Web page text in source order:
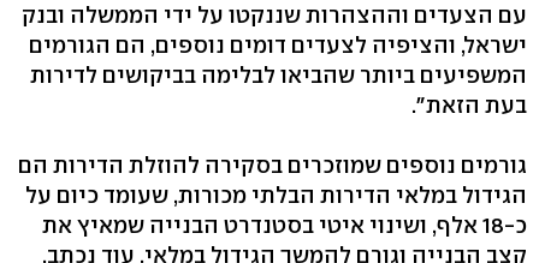
עם הצעדים וההצהרות שננקטו על ידי הממשלה ובנק
ישראל, והציפיה לצעדים דומים נוספים, הם הגורמים
המשפיעים ביותר שהביאו לבלימה בביקושים לדירות
בעת הזאת".
גורמים נוספים שמוזכרים בסקירה להוזלת הדירות הם
הגידול במלאי הדירות הבלתי מכורות, שעומד כיום על
כ-18 אלף, ושינוי איטי בסטנדרט הבנייה שמאיץ את
קצב הבנייה וגורם להמשך הגידול במלאי. עוד נכתב,